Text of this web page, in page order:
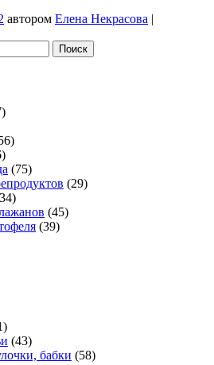
автором Елена Некрасова |
(75)
(29)
(45)
(39)
(43)
бабки (58)